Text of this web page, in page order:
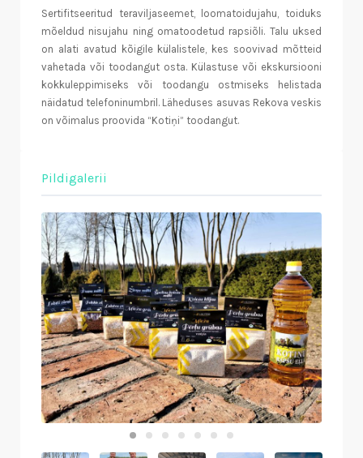
Sertifitseeritud teraviljaseemet, loomatoidujahu, toiduks
mõeldud nisujahu ning omatoodetud rapsiõli. Talu uksed
on alati avatud kõigile külalistele, kes soovivad mõtteid
vahetada või toodangut osta. Külastuse või ekskursiooni
kokkuleppimiseks või toodangu ostmiseks helistada
näidatud telefoninumbril. Läheduses asuvas Rekova veskis
on võimalus proovida “Kotiņi” toodangut.
Pildigalerii